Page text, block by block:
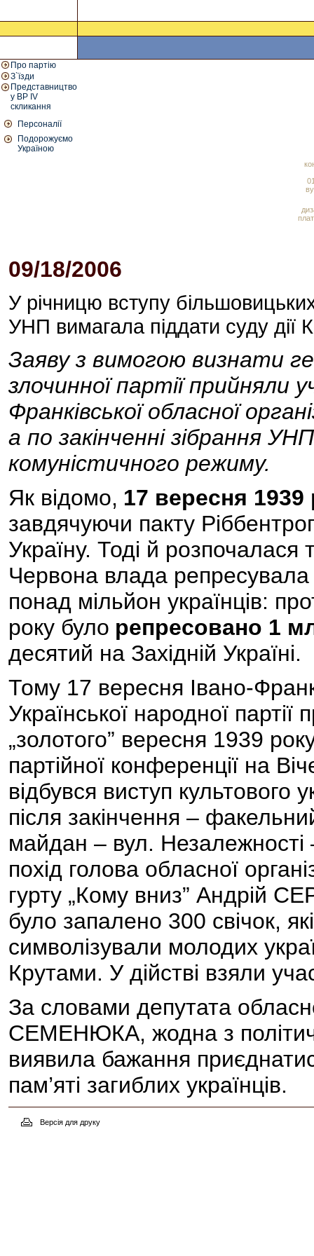
Про партію
З`їзди
Представництво
у ВР IV
скликання
Персоналії
Подорожуємо
Україною
09/18/2006
У річницю вступу
УНП вимагала піддати суду дії
Заяву з вимогою визнати
злочинної партії прийняли
Франківської обласної
а по закінченні зібрання
комуністичного режиму.
Як відомо, 17 вересня 1939
завдячуючи пакту
Україну. Тоді й розпочалася
Червона влада репресувала
понад мільйон українців:
року було репресовано 1
десятий на Західній Україні.
Тому 17 вересня Івано-
Української народної партії
„золотого” вересня 1939
партійної конференції на
відбувся виступ культового
після закінчення –
майдан – вул.
похід голова обласної
гурту „Кому вниз” Андрій
було запалено 300 свічок,
символізували молодих
Крутами. У дійстві взяли
За словами депутата
СЕМЕНЮКА, жодна з
виявила бажання
пам’яті загиблих українців.
Версія для друку